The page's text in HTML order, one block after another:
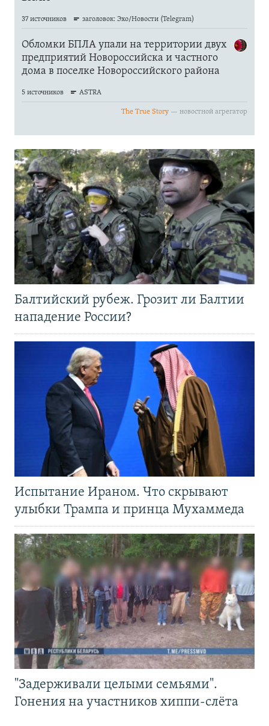
Балтийский рубеж. Грозит ли Балтии
нападение России?
Испытание Ираном. Что скрывают
улыбки Трампа и принца Мухаммеда
"Задерживали целыми семьями".
Гонения на участников хиппи-слёта